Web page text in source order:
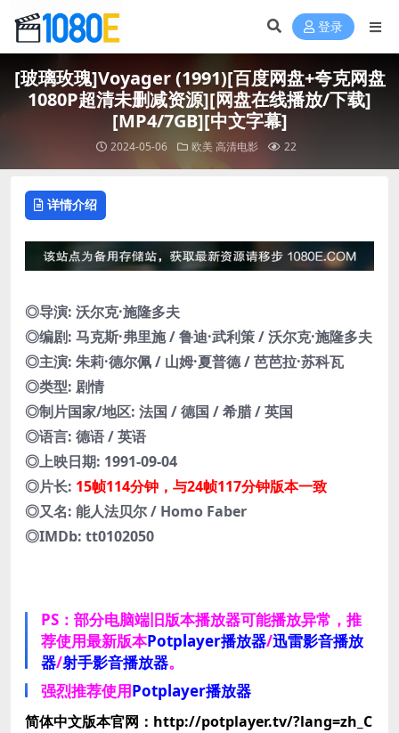
登录
[玻璃玫瑰]Voyager (1991)[百度网盘+夸克网盘
1080P超清未删减资源][网盘在线播放/下载]
[MP4/7GB][中文字幕]
2024-05-06 欧美 高清电影 22
详情介绍
◎导演: 沃尔克·施隆多夫
◎编剧: 马克斯·弗里施 / 鲁迪·武利策 / 沃尔克·施隆多夫
◎主演: 朱莉·德尔佩 / 山姆·夏普德 / 芭芭拉·苏科瓦
◎类型: 剧情
◎制片国家/地区: 法国 / 德国 / 希腊 / 英国
◎语言: 德语 / 英语
◎上映日期: 1991-09-04
◎片长: 15帧114分钟，与24帧117分钟版本一致
◎又名: 能人法贝尔 / Homo Faber
◎IMDb: tt0102050
PS：部分电脑端旧版本播放器可能播放异常，推
荐使用最新版本Potplayer播放器/迅雷影音播放
器/射手影音播放器。
强烈推荐使用Potplayer播放器
简体中文版本官网：http://potplayer.tv/?lang=zh_C